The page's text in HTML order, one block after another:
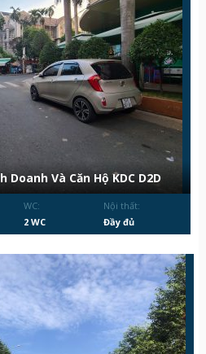
Và Căn Hộ KDC D2D
WC:
2 WC
Nội thất:
Đầy đủ